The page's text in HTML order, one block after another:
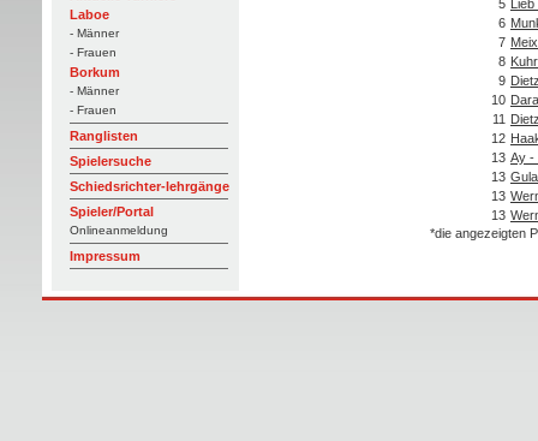
Laboe
- Männer
- Frauen
Borkum
- Männer
- Frauen
Ranglisten
Spielersuche
Schiedsrichter-lehrgänge
Spieler/Portal
Onlineanmeldung
Impressum
5
6
7
8
9
10
11
12
13 Ay -
13
13
13
*die angezeigten